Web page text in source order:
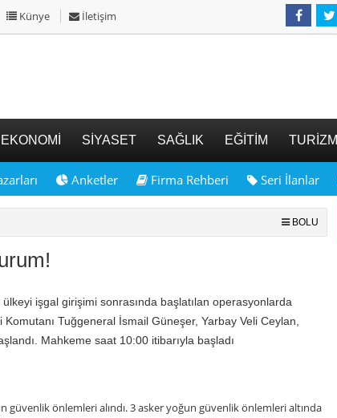
Künye İletişim
EKONOMİ SİYASET SAĞLIK EĞİTİM TURİZM
Anketler Firma Rehberi Seri İlanlar
BOLU
işgal girişimi sonrasında başlatılan operasyonlarda
Tuğgeneral İsmail Güneşer, Yarbay Veli Ceylan,
Mahkeme saat 10:00 itibarıyla başladı
güvenlik önlemleri alındı. 3 asker yoğun güvenlik önlemleri altında